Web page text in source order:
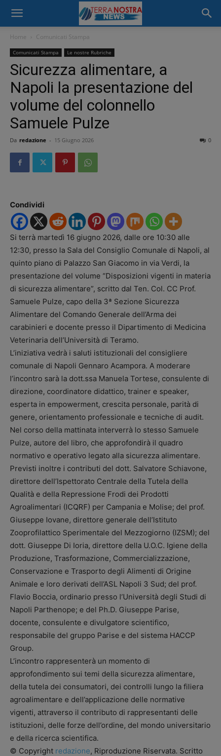
Home Comunicati Stampa
Comunicati Stampa Le nostre Rubriche
Sicurezza alimentare, a
Napoli la presentazione del
volume del colonnello
Samuele Pulze
Da redazione - 15 Giugno 2026 0
Condividi
Si terrà martedì 16 giugno 2026, dalle ore 10:30 alle
12:30, presso la Sala del Consiglio Comunale di Napoli, al
quinto piano di Palazzo San Giacomo in via Verdi, la
presentazione del volume “Disposizioni vigenti in materia
di sicurezza alimentare”, scritto dal Ten. Col. CC Prof.
Samuele Pulze, capo della 3ª Sezione Sicurezza
Alimentare del Comando Generale dell’Arma dei
carabinieri e docente presso il Dipartimento di Medicina
Veterinaria dell’Università di Teramo.
L’iniziativa vedrà i saluti istituzionali del consigliere
comunale di Napoli Gennaro Acampora. A moderare
l’incontro sarà la dott.ssa Manuela Tortese, consulente di
direzione, coordinatore didattico, trainer e speaker,
esperta in empowerment, crescita personale, parità di
genere, orientamento professionale e tecniche di audit.
Nel corso della mattinata interverrà lo stesso Samuele
Pulze, autore del libro, che approfondirà il quadro
normativo e operativo legato alla sicurezza alimentare.
Previsti inoltre i contributi del dott. Salvatore Schiavone,
direttore dell’Ispettorato Centrale della Tutela della
Qualità e della Repressione Frodi dei Prodotti
Agroalimentari (ICQRF) per Campania e Molise; del prof.
Giuseppe Iovane, direttore generale dell’Istituto
Zooprofilattico Sperimentale del Mezzogiorno (IZSM); del
dott. Giuseppe Di Ioria, direttore della U.O.C. Igiene della
Produzione, Trasformazione, Commercializzazione,
Conservazione e Trasporto degli Alimenti di Origine
Animale e loro derivati dell’ASL Napoli 3 Sud; del prof.
Flavio Boccia, ordinario presso l’Università degli Studi di
Napoli Parthenope; e del Ph.D. Giuseppe Parise,
docente, consulente e divulgatore scientifico,
responsabile del gruppo Parise e del sistema HACCP
Group.
L’incontro rappresenterà un momento di
approfondimento sui temi della sicurezza alimentare,
della tutela dei consumatori, dei controlli lungo la filiera
agroalimentare e dell’applicazione delle normative
vigenti, attraverso il contributo di rappresentanti delle
istituzioni, delle forze dell’ordine, del mondo universitario
e della ricerca scientifica.
© Copyright redazione, Riproduzione Riservata. Scritto